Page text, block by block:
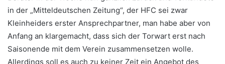
in der „Mitteldeutschen Zeitung“, der HFC sei zwar
Kleinheiders erster Ansprechpartner, man habe aber von
Anfang an klargemacht, dass sich der Torwart erst nach
Saisonende mit dem Verein zusammensetzen wolle.
Allerdings soll es auch zu keiner Zeit ein Angebot des